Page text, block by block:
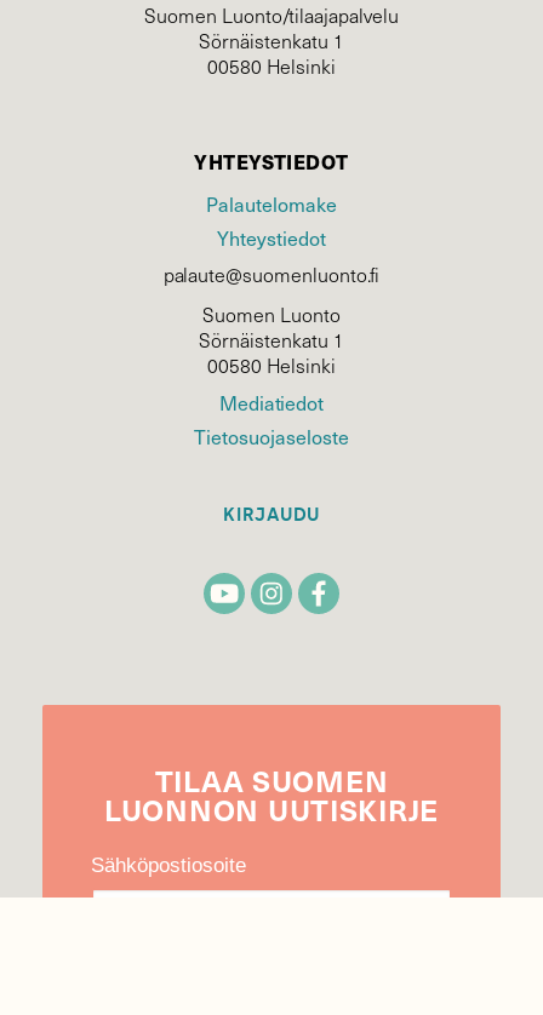
Suomen Luonto/tilaajapalvelu
Sörnäistenkatu 1
00580 Helsinki
YHTEYSTIEDOT
Palautelomake
Yhteystiedot
palaute@suomenluonto.fi
Suomen Luonto
Sörnäistenkatu 1
00580 Helsinki
Mediatiedot
Tietosuojaseloste
KIRJAUDU
TILAA SUOMEN
LUONNON UUTIS­KIRJE
Sähköpostiosoite